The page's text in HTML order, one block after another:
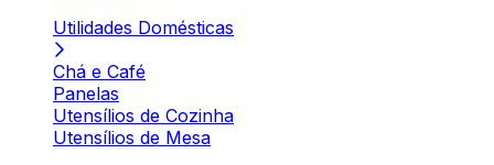
Utilidades Domésticas
Chá e Café
Panelas
Utensílios de Cozinha
Utensílios de Mesa